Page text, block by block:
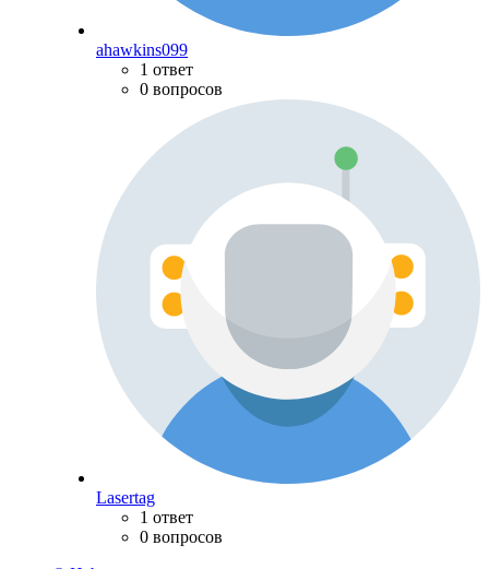
ahawkins099
1 ответ
0 вопросов
Lasertag
1 ответ
0 вопросов